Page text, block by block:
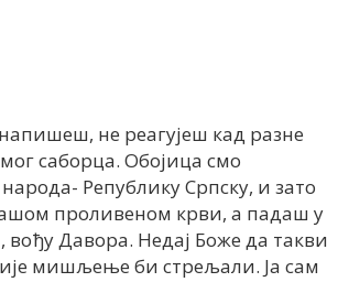
не реагујеш кад разне
саборца. Обојица смо
Републику Српску, и зато
проливеном крви, а падаш у
вођу Давора. Недај Боже да такви
мишљење би стрељали. Ја сам